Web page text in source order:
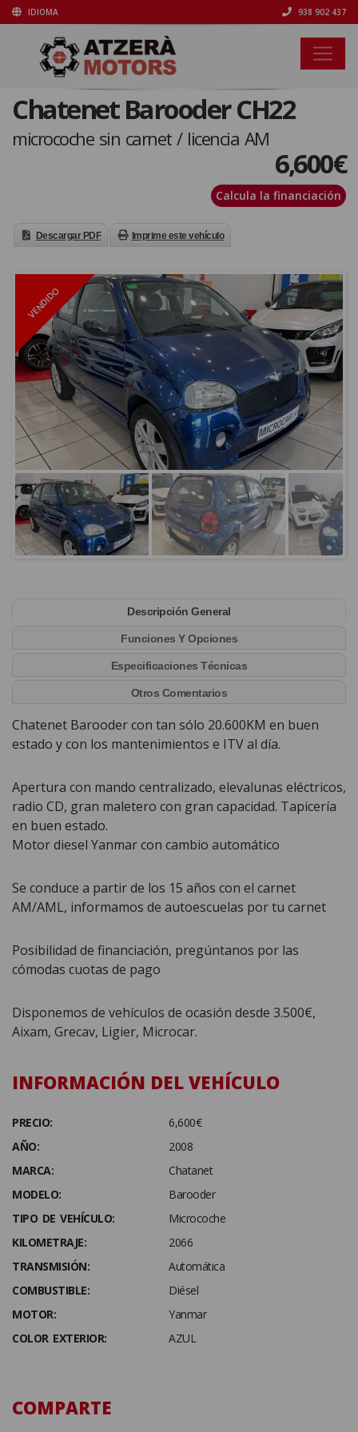
IDIOMA 938 902 437
Chatenet Barooder CH22
microcoche sin carnet / licencia AM
6,600€
Calcula la financiación
Descargar PDF Imprime este vehículo
VENDIDO
Descripción General
Funciones Y Opciones
Especificaciones Técnicas
Otros Comentarios
Chatenet Barooder con tan sólo 20.600KM en buen
estado y con los mantenimientos e ITV al día.
Apertura con mando centralizado, elevalunas eléctricos,
radio CD, gran maletero con gran capacidad. Tapicería
en buen estado.
Motor diesel Yanmar con cambio automático
Se conduce a partir de los 15 años con el carnet
AM/AML, informamos de autoescuelas por tu carnet
Posibilidad de financiación, pregúntanos por las
cómodas cuotas de pago
Disponemos de vehículos de ocasión desde 3.500€,
Aixam, Grecav, Ligier, Microcar.
INFORMACIÓN DEL VEHÍCULO
PRECIO:
6,600€
AÑO:
2008
MARCA:
Chatanet
MODELO:
Barooder
TIPO DE VEHÍCULO:
Microcoche
KILOMETRAJE:
2066
TRANSMISIÓN:
Automática
COMBUSTIBLE:
Diésel
MOTOR:
Yanmar
COLOR EXTERIOR:
AZUL
COMPARTE